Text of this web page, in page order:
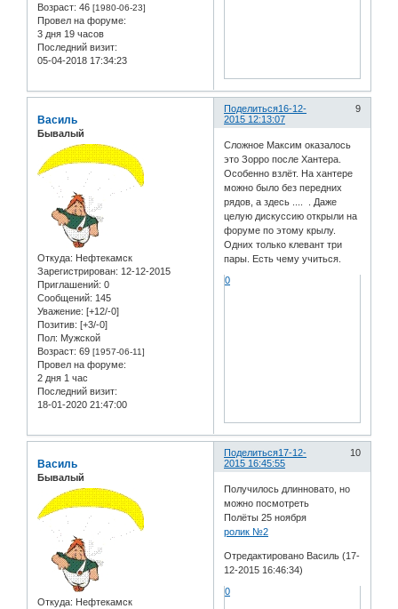
Возраст: 46 [1980-06-23]
Провел на форуме:
3 дня 19 часов
Последний визит:
05-04-2018 17:34:23
Поделиться 9
16-12-
2015 12:13:07
Василь
Бывалый
Откуда: Нефтекамск
Зарегистрирован: 12-12-2015
Приглашений: 0
Сообщений: 145
Уважение: [+12/-0]
Позитив: [+3/-0]
Пол: Мужской
Возраст: 69 [1957-06-11]
Провел на форуме:
2 дня 1 час
Последний визит:
18-01-2020 21:47:00
Сложное Максим оказалось
это Зорро после Хантера.
Особенно взлёт. На хантере
можно было без передних
рядов, а здесь .... . Даже
целую дискуссию открыли на
форуме по этому крылу.
Одних только клевант три
пары. Есть чему учиться.
0
Поделиться 10
17-12-
2015 16:45:55
Василь
Бывалый
Откуда: Нефтекамск
Получилось длинновато, но
можно посмотреть
Полёты 25 ноября
ролик №2
Отредактировано Василь (17-
12-2015 16:46:34)
0